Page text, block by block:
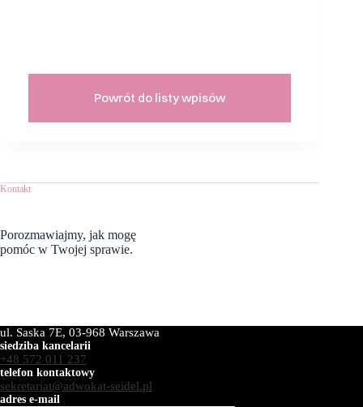
Powrót do listy wpisów
Kontakt
Porozmawiajmy, jak mogę
pomóc w Twojej sprawie.
ul. Saska 7E, 03-968 Warszawa
siedziba kancelarii
+48 572 011 237
telefon kontaktowy
sekretariat@adwokat-seidel.pl
adres e-mail